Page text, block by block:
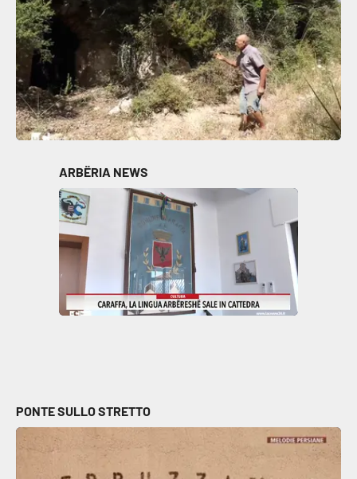
Sanità
Società
Sport
Good Morning Vietnam
Parchi Marini Calabria
Leggendo Alvaro insieme
Imprese Di Calabria
STREAMING
ARBËRIA NEWS
PONTE SULLO STRETTO